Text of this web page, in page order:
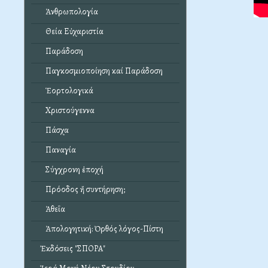
Ἀνθρωπολογία
Θεία Εὐχαριστία
Παράδοση
Παγκοσμιοποίηση καί Παράδοση
Ἑορτολογικά
Χριστούγεννα
Πάσχα
Παναγία
Σύγχρονη ἐποχή
Πρόοδος ἤ συντήρηση;
Ἀθεΐα
Ἀπολογητική: Ὀρθός λόγος-Πίστη
Ἐκδόσεις "ΣΠΟΡΑ"